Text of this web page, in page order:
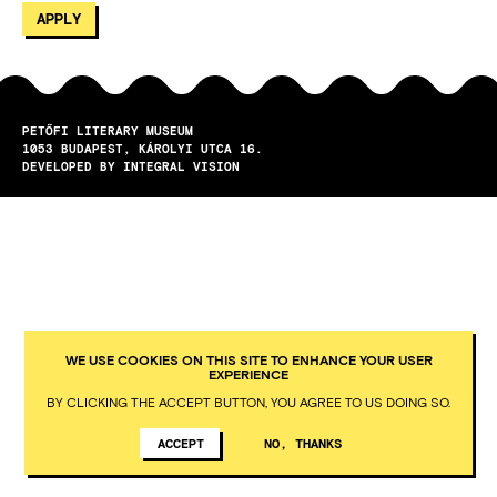
PETŐFI LITERARY MUSEUM
1053
BUDAPEST
KÁROLYI UTCA 16.
DEVELOPED BY INTEGRAL VISION
WE USE COOKIES ON THIS SITE TO ENHANCE YOUR USER
EXPERIENCE
BY CLICKING THE ACCEPT BUTTON, YOU AGREE TO US DOING SO.
ACCEPT NO, THANKS